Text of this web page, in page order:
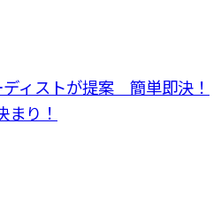
ィストが提案 簡単即決！
まり！